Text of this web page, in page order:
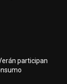
participan